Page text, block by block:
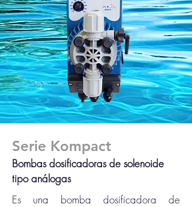
Serie Kompact
Bombas dosificadoras de solenoide
tipoanálogas
Es una bomba dosificadora de